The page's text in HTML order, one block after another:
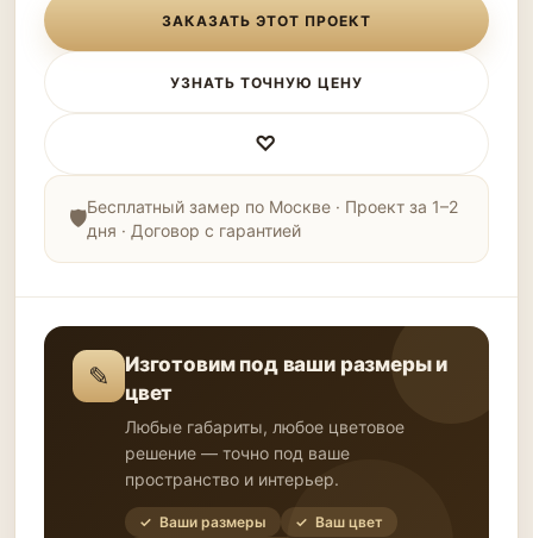
ЗАКАЗАТЬ ЭТОТ ПРОЕКТ
УЗНАТЬ ТОЧНУЮ ЦЕНУ
♡
Бесплатный замер по Москве · Проект за 1–2
дня · Договор с гарантией
✎
Изготовим под ваши размеры и
цвет
Любые габариты, любое цветовое
решение — точно под ваше
пространство и интерьер.
✓ Ваши размеры
✓ Ваш цвет